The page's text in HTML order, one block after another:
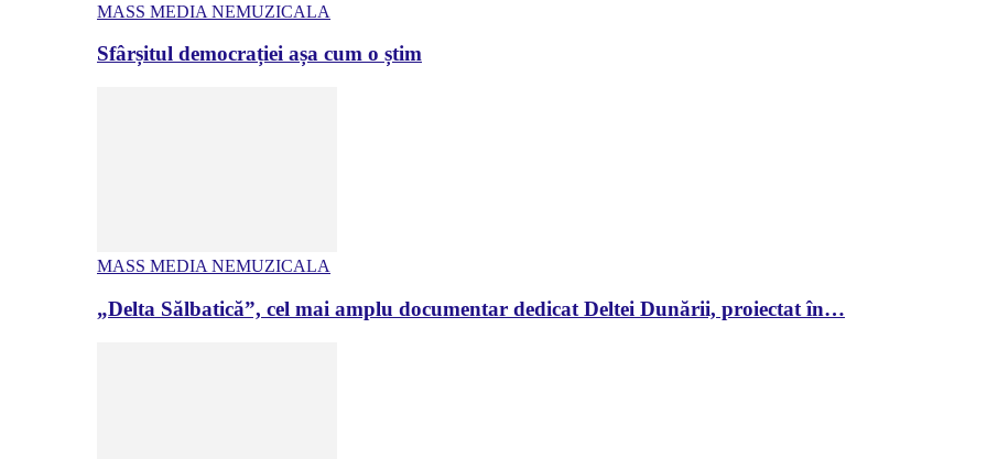
MASS MEDIA NEMUZICALA
Sfârșitul democrației așa cum o știm
MASS MEDIA NEMUZICALA
„Delta Sălbatică”, cel mai amplu documentar dedicat Deltei Dunării, proiectat în…